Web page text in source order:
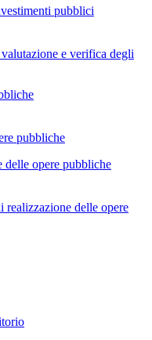
pubblici
e verifica degli
pubbliche
delle opere pubbliche
delle opere